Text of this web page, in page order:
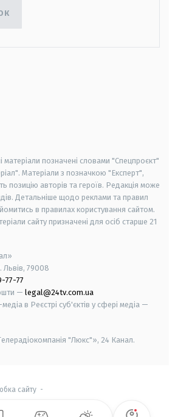
матеріали позначені словами "Спецпроєкт"
Матеріали з позначкою "Експерт",
позицію авторів та героїв. Редакція може
Детальніше щодо реклами та правил
в правилах користування сайтом.
сайту призначені для осіб старше 21
Львів, 79008
77-77
— legal@24tv.com.ua
в Реєстрі суб'єктів у сфері медіа —
"Люкс"», 24 Канал.
сайту-